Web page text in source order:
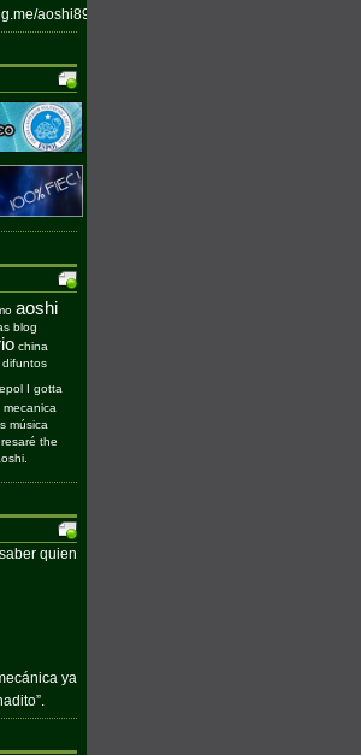
aoshi89
aoshi
blog
china
difuntos
I gotta
mecanica
música
the
quien
ya